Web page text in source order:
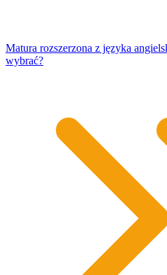
Matura rozszerzona z języka
wybrać?